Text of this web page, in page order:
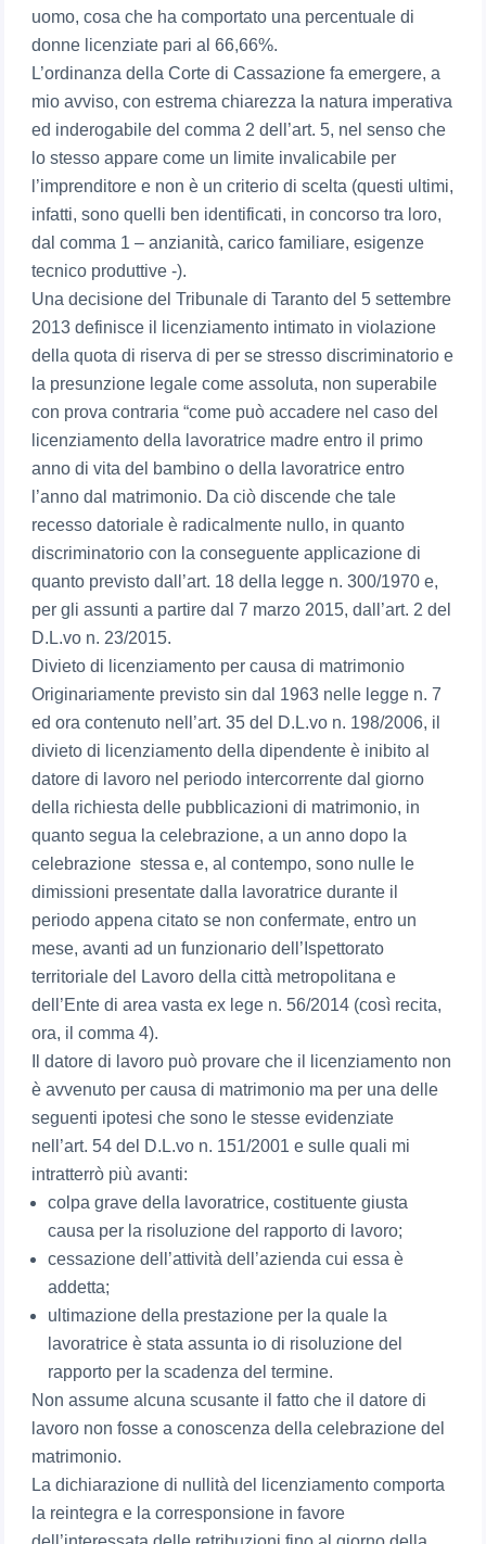
uomo, cosa che ha comportato una percentuale di
donne licenziate pari al 66,66%.
L’ordinanza della Corte di Cassazione fa emergere, a
mio avviso, con estrema chiarezza la natura imperativa
ed inderogabile del comma 2 dell’art. 5, nel senso che
lo stesso appare come un limite invalicabile per
l’imprenditore e non è un criterio di scelta (questi ultimi,
infatti, sono quelli ben identificati, in concorso tra loro,
dal comma 1 – anzianità, carico familiare, esigenze
tecnico produttive -).
Una decisione del Tribunale di Taranto del 5 settembre
2013 definisce il licenziamento intimato in violazione
della quota di riserva di per se stresso discriminatorio e
la presunzione legale come assoluta, non superabile
con prova contraria “come può accadere nel caso del
licenziamento della lavoratrice madre entro il primo
anno di vita del bambino o della lavoratrice entro
l’anno dal matrimonio. Da ciò discende che tale
recesso datoriale è radicalmente nullo, in quanto
discriminatorio con la conseguente applicazione di
quanto previsto dall’art. 18 della legge n. 300/1970 e,
per gli assunti a partire dal 7 marzo 2015, dall’art. 2 del
D.L.vo n. 23/2015.
Divieto di licenziamento per causa di matrimonio
Originariamente previsto sin dal 1963 nelle legge n. 7
ed ora contenuto nell’art. 35 del D.L.vo n. 198/2006, il
divieto di licenziamento della dipendente è inibito al
datore di lavoro nel periodo intercorrente dal giorno
della richiesta delle pubblicazioni di matrimonio, in
quanto segua la celebrazione, a un anno dopo la
celebrazione stessa e, al contempo, sono nulle le
dimissioni presentate dalla lavoratrice durante il
periodo appena citato se non confermate, entro un
mese, avanti ad un funzionario dell’Ispettorato
territoriale del Lavoro della città metropolitana e
dell’Ente di area vasta ex lege n. 56/2014 (così recita,
ora, il comma 4).
Il datore di lavoro può provare che il licenziamento non
è avvenuto per causa di matrimonio ma per una delle
seguenti ipotesi che sono le stesse evidenziate
nell’art. 54 del D.L.vo n. 151/2001 e sulle quali mi
intratterrò più avanti:
colpa grave della lavoratrice, costituente giusta
causa per la risoluzione del rapporto di lavoro;
cessazione dell’attività dell’azienda cui essa è
addetta;
ultimazione della prestazione per la quale la
lavoratrice è stata assunta io di risoluzione del
rapporto per la scadenza del termine.
Non assume alcuna scusante il fatto che il datore di
lavoro non fosse a conoscenza della celebrazione del
matrimonio.
La dichiarazione di nullità del licenziamento comporta
la reintegra e la corresponsione in favore